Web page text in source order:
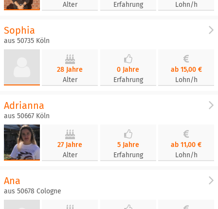
Alter
Erfahrung
Lohn/h
Sophia
aus 50735 Köln
28 Jahre
Alter
0 Jahre
Erfahrung
ab 15,00 €
Lohn/h
Adrianna
aus 50667 Köln
27 Jahre
Alter
5 Jahre
Erfahrung
ab 11,00 €
Lohn/h
Ana
aus 50678 Cologne